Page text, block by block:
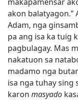
akon balatyagon.”
Adam, nga
pa ang isa ka tuig
pagbulagay. Mas
nakatuon sa
madamo nga
isa nga tuhay sing
karon masyado